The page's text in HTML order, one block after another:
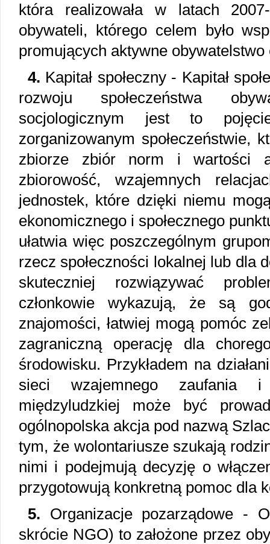
która realizowała w latach
obywateli, którego celem było
promujących aktywne obywatelstwo
4. Kapitał społeczny - Kapitał
rozwoju społeczeństwa
socjologicznym jest to
zorganizowanym społeczeństwie,
zbiorze zbiór norm i wartości
zbiorowość, wzajemnych
jednostek, które dzięki niemu
ekonomicznego i społecznego
ułatwia więc poszczególnym
rzecz społeczności lokalnej lub dla
skuteczniej rozwiązywać
członkowie wykazują, że są
znajomości, łatwiej mogą pomóc
zagraniczną operację dla
środowisku. Przykładem na
sieci wzajemnego zaufania i
międzyludzkiej może być
ogólnopolska akcja pod nazwą
tym, że wolontariusze szukają
nimi i podejmują decyzję o
przygotowują konkretną pomoc dla
5. Organizacje pozarządowe -
skrócie NGO) to założone przez